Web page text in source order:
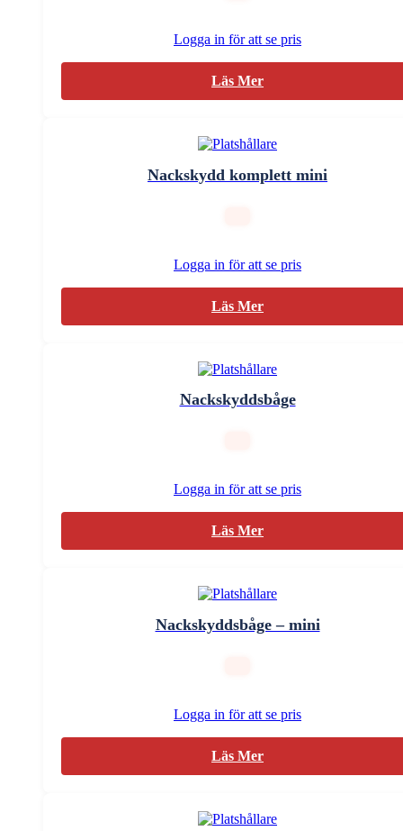
Logga in för att se pris
Läs Mer
Nackskydd komplett mini
Logga in för att se pris
Läs Mer
Nackskyddsbåge
Logga in för att se pris
Läs Mer
Nackskyddsbåge – mini
Logga in för att se pris
Läs Mer